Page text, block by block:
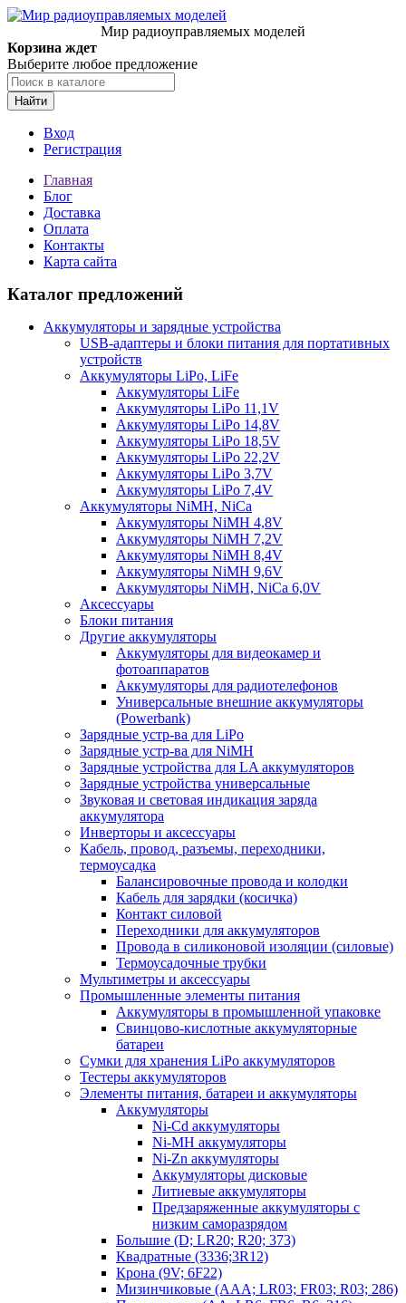
Мир радиоуправляемых моделей
Корзина ждет
Выберите любое предложение
Найти
Вход
Регистрация
Главная
Блог
Доставка
Оплата
Контакты
Карта сайта
Каталог предложений
Аккумуляторы и зарядные устройства
USB-адаптеры и блоки питания для портативных
устройств
Аккумуляторы LiPo, LiFe
Аккумуляторы LiFe
Аккумуляторы LiPo 11,1V
Аккумуляторы LiPo 14,8V
Аккумуляторы LiPo 18,5V
Аккумуляторы LiPo 22,2V
Аккумуляторы LiPo 3,7V
Аккумуляторы LiPo 7,4V
Аккумуляторы NiMH, NiCa
Аккумуляторы NiMH 4,8V
Аккумуляторы NiMH 7,2V
Аккумуляторы NiMH 8,4V
Аккумуляторы NiMH 9,6V
Аккумуляторы NiMH, NiCa 6,0V
Аксессуары
Блоки питания
Другие аккумуляторы
Аккумуляторы для видеокамер и
фотоаппаратов
Аккумуляторы для радиотелефонов
Универсальные внешние аккумуляторы
(Powerbank)
Зарядные устр-ва для LiPo
Зарядные устр-ва для NiMH
Зарядные устройства для LA аккумуляторов
Зарядные устройства универсальные
Звуковая и световая индикация заряда
аккумулятора
Инверторы и аксессуары
Кабель, провод, разъемы, переходники,
термоусадка
Балансировочные провода и колодки
Кабель для зарядки (косичка)
Контакт силовой
Переходники для аккумуляторов
Провода в силиконовой изоляции (силовые)
Термоусадочные трубки
Мультиметры и аксессуары
Промышленные элементы питания
Аккумуляторы в промышленной упаковке
Свинцово-кислотные аккумуляторные
батареи
Сумки для хранения LiPo аккумуляторов
Тестеры аккумуляторов
Элементы питания, батареи и аккумуляторы
Аккумуляторы
Ni-Cd аккумуляторы
Ni-MH аккумуляторы
Ni-Zn аккумуляторы
Аккумуляторы дисковые
Литиевые аккумуляторы
Предзаряженные аккумуляторы с
низким саморазрядом
Большие (D; LR20; R20; 373)
Квадратные (3336;3R12)
Крона (9V; 6F22)
Мизинчиковые (AAA; LR03; FR03; R03; 286)